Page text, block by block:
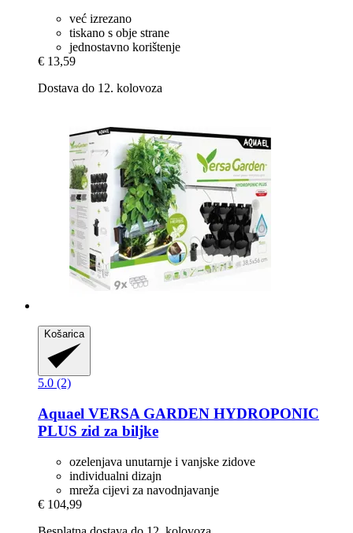
već izrezano
tiskano s obje strane
jednostavno korištenje
€ 13,59
Dostava do 12. kolovoza
Košarica
5.0 (2)
Aquael VERSA GARDEN HYDROPONIC
PLUS zid za biljke
ozelenjava unutarnje i vanjske zidove
individualni dizajn
mreža cijevi za navodnjavanje
€ 104,99